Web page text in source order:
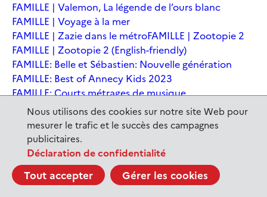
Nous utilisons des cookies sur notre site Web pour
mesurer le trafic et le succès des campagnes
publicitaires.
Déclaration de confidentialité
Tout accepter Gérer les cookies
FAMILLE | Valemon, La légende de l’ours blanc
FAMILLE | Voyage à la mer
FAMILLE | Zazie dans le métroFAMILLE | Zootopie 2
FAMILLE | Zootopie 2 (English-friendly)
FAMILLE: Belle et Sébastien: Nouvelle génération
FAMILLE: Best of Annecy Kids 2023
FAMILLE: Courts métrages de musique
FAMILLE: Courts-métrages
FAMILLE: Cycle: Drôles de rencontres
FAMILLE: En sortant de l'école - Andrée Chedid
FAMILLE: Ernest et Célestine: Le voyage en Charabie
FAMILLE: Festival International du court métrage
Clermont-Ferrand